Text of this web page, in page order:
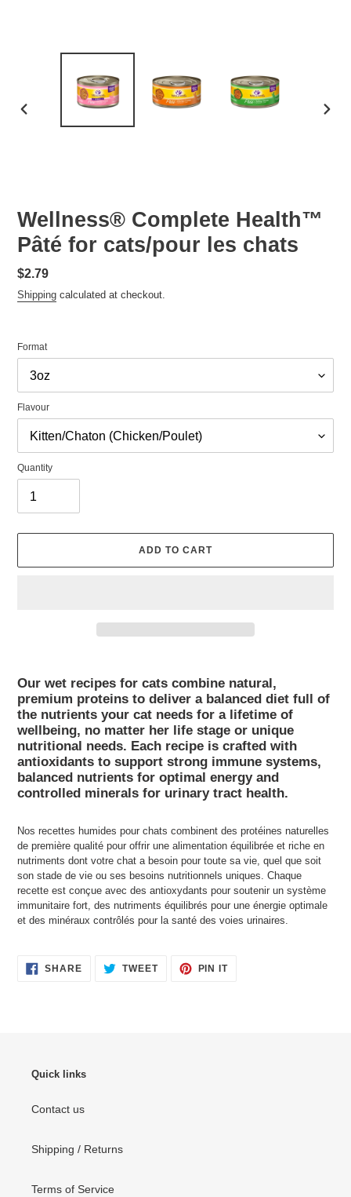
Wellness® Complete Health™
Pâté for cats/pour les chats
Regular
price
$2.79
Shipping calculated at checkout.
Format
Flavour
Quantity
ADD TO CART
to
your
cart
Our wet recipes for cats combine natural,
premium proteins to deliver a balanced diet full of
the nutrients your cat needs for a lifetime of
wellbeing, no matter her life stage or unique
nutritional needs. Each recipe is crafted with
antioxidants to support strong immune systems,
balanced nutrients for optimal energy and
controlled minerals for urinary tract health.
Nos recettes humides pour chats combinent des protéines naturelles
de première qualité pour offrir une alimentation équilibrée et riche en
nutriments dont votre chat a besoin pour toute sa vie, quel que soit
son stade de vie ou ses besoins nutritionnels uniques. Chaque
recette est conçue avec des antioxydants pour soutenir un système
immunitaire fort, des nutriments équilibrés pour une énergie optimale
et des minéraux contrôlés pour la santé des voies urinaires.
SHARESHARE
ON
TWEETTWEET PIN ITPIN
Quick links
Contact us
Shipping / Returns
Terms of Service